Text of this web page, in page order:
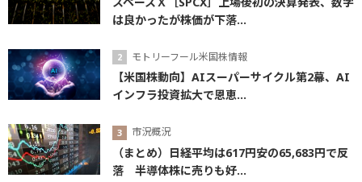
は良かったが株価が下落...
モトリーフール米国株情報
【米国株動向】AIスーパーサイクル第2幕、AI
インフラ投資拡大で恩恵...
市況概況
（まとめ）日経平均は617円安の65,683円で反
落 半導体株に売りも好...